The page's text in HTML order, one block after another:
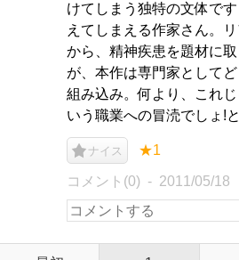
けてしまう独特の文体で
えてしまえる作家さん。
から、精神疾患を題材に
が、本作は専門家として
組み込み。何より、これ
いう職業への冒涜でしょ!
ナイス ★1
コメント(0) 2011/05/18